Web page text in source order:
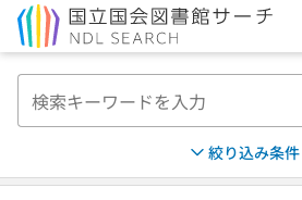
絞り込み条件